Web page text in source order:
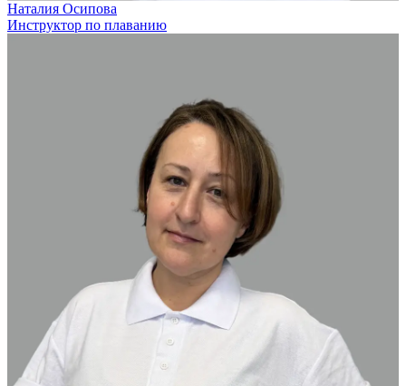
Наталия Осипова
Инструктор по плаванию